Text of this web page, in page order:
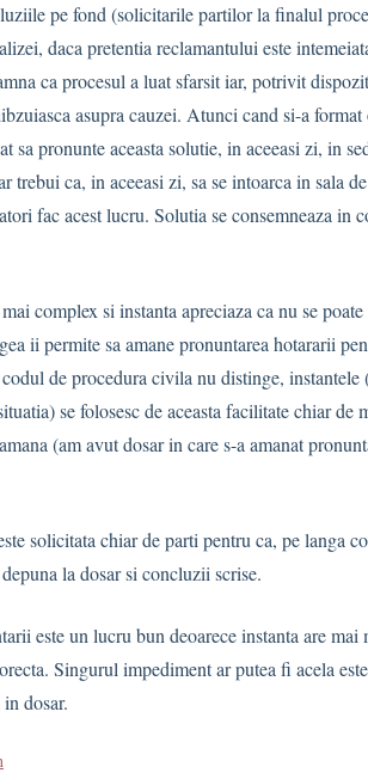
pe fond (solicitarile partilor la finalul
daca pretentia reclamantului este
ca procesul a luat sfarsit iar, potrivit
asupra cauzei. Atunci cand si-a
sa pronunte aceasta solutie, in aceeasi zi, in
trebui ca, in aceeasi zi, sa se intoarca in sala
fac acest lucru. Solutia se consemneaza in
complex si instanta apreciaza ca nu se
ii permite sa amane pronuntarea hotararii
de procedura civila nu distinge,
se folosesc de aceasta facilitate chiar de
(am avut dosar in care s-a amanat
solicitata chiar de parti pentru ca, pe langa
la dosar si concluzii scrise.
este un lucru bun deoarece instanta are
Singurul impediment ar putea fi acela
dosar.